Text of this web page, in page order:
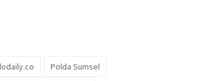
Polda Sumsel